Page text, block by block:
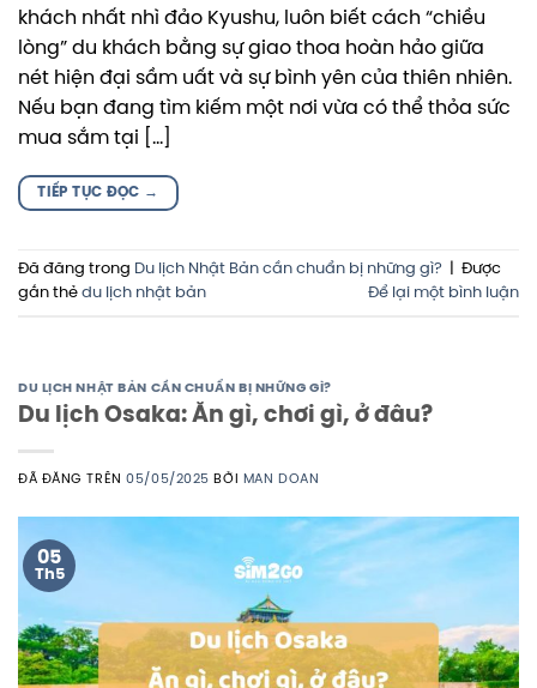
khách nhất nhì đảo Kyushu, luôn biết cách “chiều
lòng” du khách bằng sự giao thoa hoàn hảo giữa
nét hiện đại sầm uất và sự bình yên của thiên nhiên.
Nếu bạn đang tìm kiếm một nơi vừa có thể thỏa sức
mua sắm tại […]
TIẾP TỤC ĐỌC →
Đã đăng trong Du lịch Nhật Bản cần chuẩn bị những gì?
Được
gắn thẻ du lịch nhật bản Để lại một bình luận
DU LỊCH NHẬT BẢN CẦN CHUẨN BỊ NHỮNG GÌ?
Du lịch Osaka: Ăn gì, chơi gì, ở đâu?
ĐÃ ĐĂNG TRÊN05/05/2025 BỞI MAN DOAN
05
Th5